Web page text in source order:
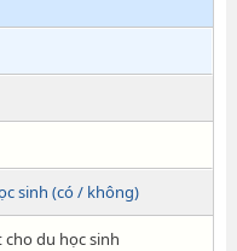
sinh (có / không)
du học sinh